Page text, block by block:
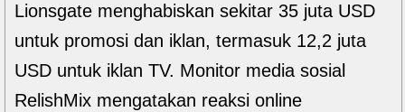
Lionsgate menghabiskan sekitar 35 juta USD
untuk promosi dan iklan, termasuk 12,2 juta
USD untuk iklan TV. Monitor media sosial
RelishMix mengatakan reaksi online